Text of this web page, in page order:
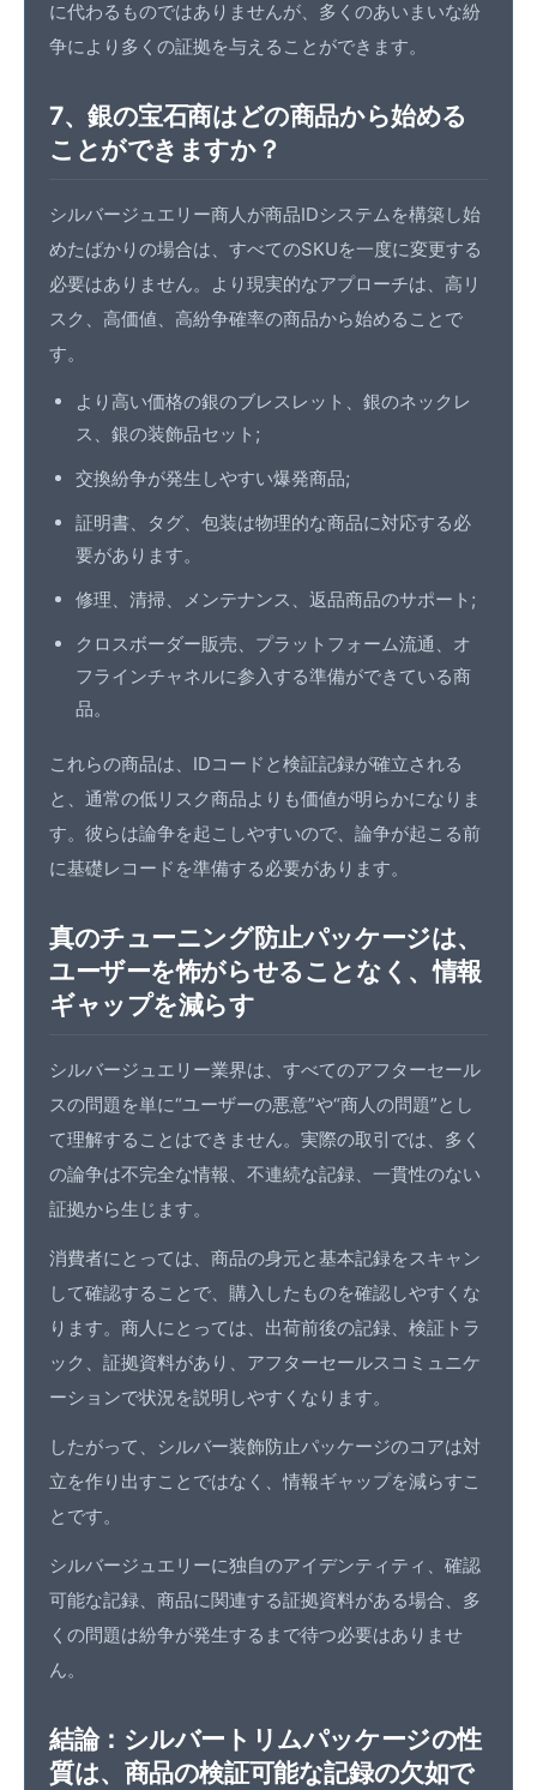
に代わるものではありませんが、多くのあいまいな紛
争により多くの証拠を与えることができます。
7、銀の宝石商はどの商品から始める
ことができますか？
シルバージュエリー商人が商品IDシステムを構築し始
めたばかりの場合は、すべてのSKUを一度に変更する
必要はありません。より現実的なアプローチは、高リ
スク、高価値、高紛争確率の商品から始めることで
す。
より高い価格の銀のブレスレット、銀のネックレ
ス、銀の装飾品セット;
交換紛争が発生しやすい爆発商品;
証明書、タグ、包装は物理的な商品に対応する必
要があります。
修理、清掃、メンテナンス、返品商品のサポート;
クロスボーダー販売、プラットフォーム流通、オ
フラインチャネルに参入する準備ができている商
品。
これらの商品は、IDコードと検証記録が確立される
と、通常の低リスク商品よりも価値が明らかになりま
す。彼らは論争を起こしやすいので、論争が起こる前
に基礎レコードを準備する必要があります。
真のチューニング防止パッケージは、
ユーザーを怖がらせることなく、情報
ギャップを減らす
シルバージュエリー業界は、すべてのアフターセール
スの問題を単に“ユーザーの悪意”や“商人の問題”とし
て理解することはできません。実際の取引では、多く
の論争は不完全な情報、不連続な記録、一貫性のない
証拠から生じます。
消費者にとっては、商品の身元と基本記録をスキャン
して確認することで、購入したものを確認しやすくな
ります。商人にとっては、出荷前後の記録、検証トラ
ック、証拠資料があり、アフターセールスコミュニケ
ーションで状況を説明しやすくなります。
したがって、シルバー装飾防止パッケージのコアは対
立を作り出すことではなく、情報ギャップを減らすこ
とです。
シルバージュエリーに独自のアイデンティティ、確認
可能な記録、商品に関連する証拠資料がある場合、多
くの問題は紛争が発生するまで待つ必要はありませ
ん。
結論：シルバートリムパッケージの性
質は、商品の検証可能な記録の欠如で